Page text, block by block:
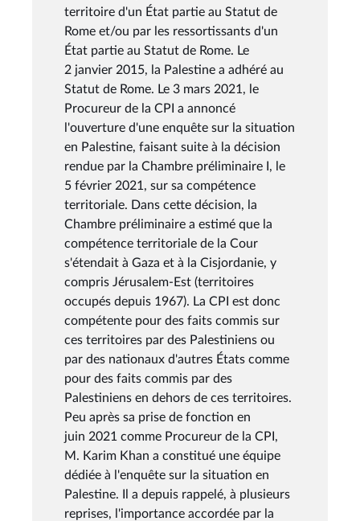
territoire d'un État partie au Statut de
Rome et/ou par les ressortissants d'un
État partie au Statut de Rome. Le
2 janvier 2015, la Palestine a adhéré au
Statut de Rome. Le 3 mars 2021, le
Procureur de la CPI a annoncé
l'ouverture d'une enquête sur la situation
en Palestine, faisant suite à la décision
rendue par la Chambre préliminaire I, le
5 février 2021, sur sa compétence
territoriale. Dans cette décision, la
Chambre préliminaire a estimé que la
compétence territoriale de la Cour
s'étendait à Gaza et à la Cisjordanie, y
compris Jérusalem-Est (territoires
occupés depuis 1967). La CPI est donc
compétente pour des faits commis sur
ces territoires par des Palestiniens ou
par des nationaux d'autres États comme
pour des faits commis par des
Palestiniens en dehors de ces territoires.
Peu après sa prise de fonction en
juin 2021 comme Procureur de la CPI,
M. Karim Khan a constitué une équipe
dédiée à l'enquête sur la situation en
Palestine. Il a depuis rappelé, à plusieurs
reprises, l'importance accordée par la